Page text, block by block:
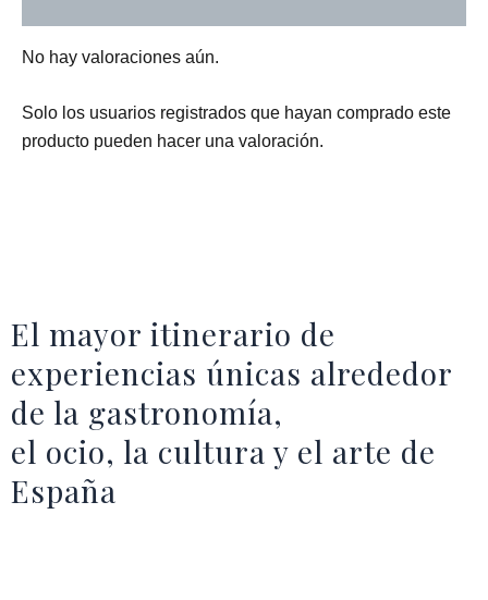
No hay valoraciones aún.
Solo los usuarios registrados que hayan comprado este
producto pueden hacer una valoración.
El mayor itinerario de
experiencias únicas alrededor
de la gastronomía,
el ocio, la cultura y el arte de
España